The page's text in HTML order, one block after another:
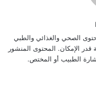
الصحي والغذائي والطبي
قدر الإمكان. المحتوى المنشور
الطبيب أو المختص.